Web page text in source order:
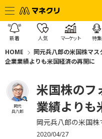
新着 人気 マーケット 特集
HOME 岡元兵八郎の米国株マス
企業業績よりも米国経済の再開に
岡元
兵八郎
米国株のフ
業績よりも
岡元兵八郎の米国
2020/04/27